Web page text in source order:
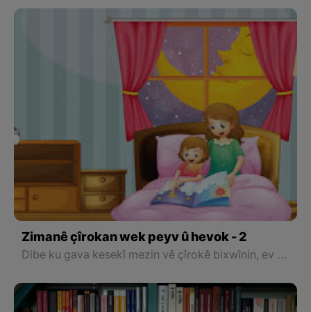
Zimanê çîrokan wek peyv û hevok - 2
Dibe ku gava kesekî mezin vê çîrokê bixwînin, ev tişt bala wan nekişîne, lê zarok ne wiha ne. Zarok pir pirsok in û pirsên ecêb dikin.